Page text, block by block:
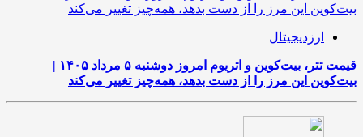
ارزدیجیتال
قیمت تتر، بیت‌کوین و اتریوم امروز دوشنبه ۵ مرداد ۱۴۰۵ |
بیت‌کوین این مرز را از دست بدهد، همه‌چیز تغییر می‌کند